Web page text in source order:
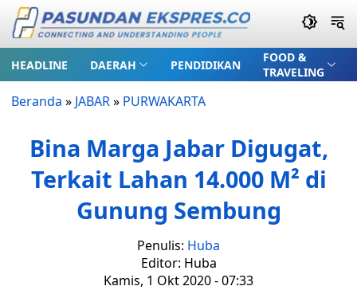
HEADLINE DAERAH PENDIDIKAN
FOOD &
TRAVELING
Beranda » JABAR» PURWAKARTA
Bina Marga Jabar Digugat,
Terkait Lahan 14.000 M² di
Gunung Sembung
Penulis: Huba
Editor: Huba
Kamis, 1 Okt 2020 - 07:33